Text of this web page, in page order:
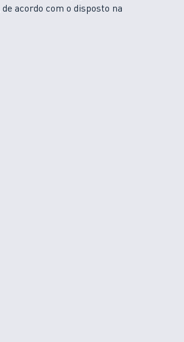
acordo com o disposto na